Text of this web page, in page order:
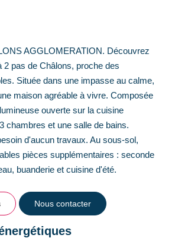
AGGLOMERATION. Découvrez
2 pas de Châlons, proche des
Située dans une impasse au calme,
maison agréable à vivre. Composée
ouverte sur la cuisine
chambres et une salle de bains.
d'aucun travaux. Au sous-sol,
pièces supplémentaires : seconde
buanderie et cuisine d'été.
Nous contacter